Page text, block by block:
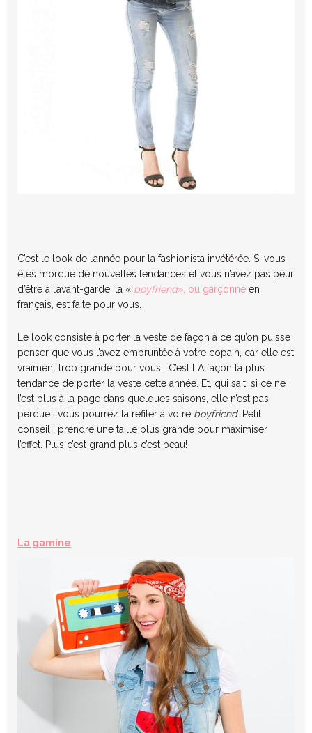
C’est le look de l’année pour la fashionista invétérée. Si vous
êtes mordue de nouvelles tendances et vous n’avez pas peur
d’être à l’avant-garde, la « boyfriend», ou garçonne en
français, est faite pour vous.
Le look consiste à porter la veste de façon à ce qu’on puisse
penser que vous l’avez empruntée à votre copain, car elle est
vraiment trop grande pour vous. C’est LA façon la plus
tendance de porter la veste cette année. Et, qui sait, si ce ne
l’est plus à la page dans quelques saisons, elle n’est pas
perdue : vous pourrez la refiler à votre boyfriend. Petit
conseil : prendre une taille plus grande pour maximiser
l’effet. Plus c’est grand plus c’est beau!
La gamine